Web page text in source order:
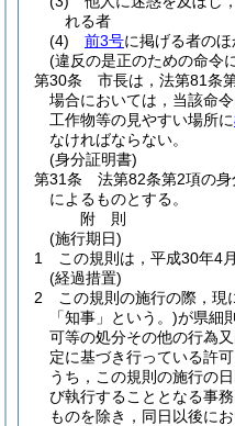
れる者
(4)
前3号に掲げる者の
(違反の是正のための命令
第30条
市長は，法第81条
場合においては，当該命
工作物等の見やすい場所に
なければならない。
(身分証明書)
第31条
法第82条第2項の身
によるものとする。
附 則
(施行期日)
1
この規則は，平成30年4
(経過措置)
2
この規則の施行の際，
「知事」という。)が県細
可等の処分その他の行為
定に基づき行っている許
うち，この規則の施行の
び執行することとなる事
ものを除き，同日以後に